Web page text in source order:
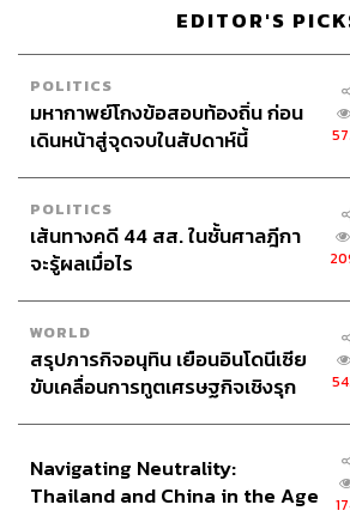
TAGS: Advertorial ห้างสรรพสินค้า
ABOUT THE
THE STANDARD
ALL THINGS THAT
CULTURE.
thestandardpop
EDITOR'S
POLITICS
มหากาพย์โกงข้อสอบท้องถิ่น ก่อน
เดินหน้าสู่จุดจบในสัปดาห์นี้
POLITICS
เส้นทางคดี 44 สส. ในชั้นศาลฎีกา
จะรู้ผลเมื่อไร
WORLD
สรุปภารกิจอนุทิน เยือนอินโดนีเซีย
ขับเคลื่อนการทูตเศรษฐกิจเชิงรุก
Navigating Neutrality:
Thailand and China in the Age